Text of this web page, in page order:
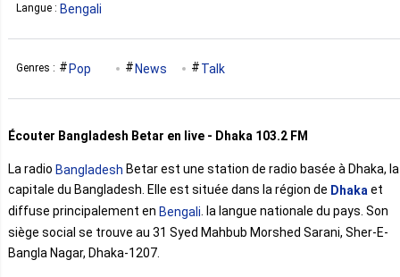
Langue : Bengali
Genres : Pop News Talk
Écouter Bangladesh Betar en live - Dhaka 103.2 FM
La radio Bangladesh Betar est une station de radio basée à Dhaka, la
capitale du Bangladesh. Elle est située dans la région de Dhaka et
diffuse principalement en Bengali . la langue nationale du pays. Son
siège social se trouve au 31 Syed Mahbub Morshed Sarani, Sher-E-
Bangla Nagar, Dhaka-1207.